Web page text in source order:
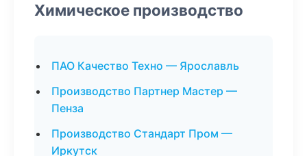
Химическое производство
ПАО Качество Техно — Ярославль
Производство Партнер Мастер —
Пенза
Производство Стандарт Пром —
Иркутск